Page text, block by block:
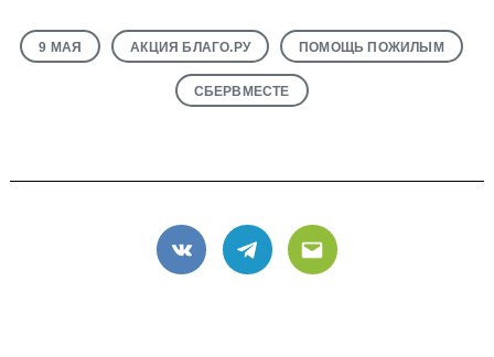
9 МАЯ АКЦИЯ БЛАГО.РУ ПОМОЩЬ ПОЖИЛЫМ
СБЕРВМЕСТЕ
VK Telegram
Email